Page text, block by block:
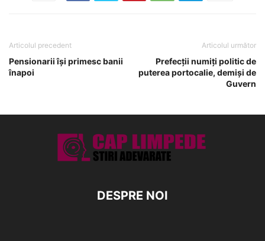
Articolul precedent
Pensionarii îşi primesc banii
înapoi
Articolul următor
Prefecţii numiţi politic de
puterea portocalie, demişi de
Guvern
DESPRE NOI